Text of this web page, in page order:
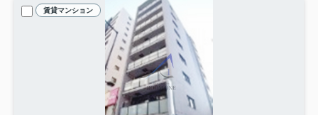
賃貸マンション